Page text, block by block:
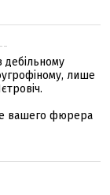
лише
вашего фюрера